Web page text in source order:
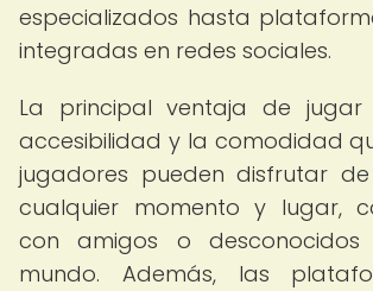
especializados hasta
integradas en redes sociales.
La principal ventaja de jugar
accesibilidad y la comodidad
jugadores pueden disfrutar
cualquier momento y lugar,
con amigos o
mundo. Además, las